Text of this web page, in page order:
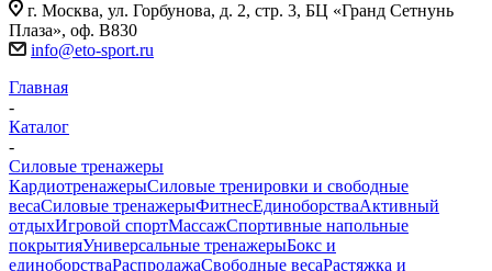
г. Москва, ул. Горбунова, д. 2, стр. 3, БЦ «Гранд Сетнунь
Плаза», оф. В830
info@eto-sport.ru
Главная
-
Каталог
-
Силовые тренажеры
КардиотренажерыСиловые тренировки и свободные
весаСиловые тренажерыФитнесЕдиноборстваАктивный
отдыхИгровой спортМассажСпортивные напольные
покрытияУниверсальные тренажерыБокс и
единоборстваРаспродажаСвободные весаРастяжка и